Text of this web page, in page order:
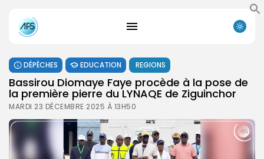
DÉPÊCHES EDUCATION REGIONS
Bassirou Diomaye Faye procède à la pose de
la première pierre du LYNAQE de Ziguinchor
MARDI 23 DÉCEMBRE 2025 À 13H50